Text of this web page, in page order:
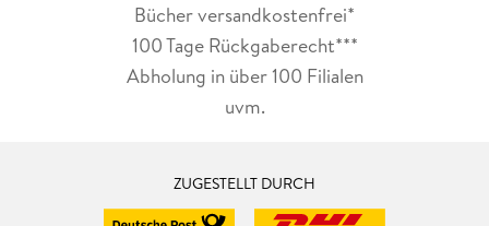
Bücher versandkostenfrei*
100 Tage Rückgaberecht***
Abholung in über 100 Filialen
uvm.
ZUGESTELLT DURCH